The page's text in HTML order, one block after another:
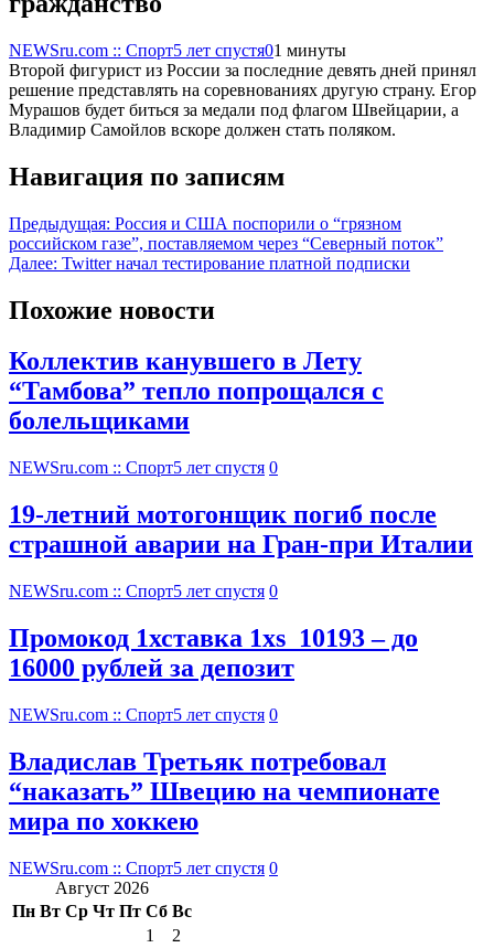
NEWSru.com :: Спорт5 лет спустя01 минуты
Второй фигурист из России за последние девять дней принял
решение представлять на соревнованиях другую страну. Егор
Мурашов будет биться за медали под флагом Швейцарии, а
Владимир Самойлов вскоре должен стать поляком.
Навигация по записям
Предыдущая: Россия и США поспорили о “грязном
российском газе”, поставляемом через “Северный поток”
Далее: Twitter начал тестирование платной подписки
Похожие новости
Коллектив канувшего в Лету
“Тамбова” тепло попрощался с
болельщиками
NEWSru.com :: Спорт5 лет спустя 0
19-летний мотогонщик погиб после
страшной аварии на Гран-при Италии
NEWSru.com :: Спорт5 лет спустя 0
Промокод 1хставка 1xs_10193 – до
16000 рублей за депозит
NEWSru.com :: Спорт5 лет спустя 0
Владислав Третьяк потребовал
“наказать” Швецию на чемпионате
мира по хоккею
NEWSru.com :: Спорт5 лет спустя 0
Август 2026
Пн Вт Ср Чт Пт Сб Вс
1
2